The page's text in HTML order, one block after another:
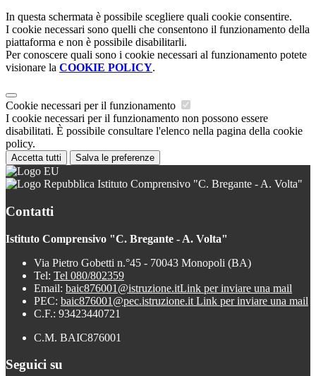
In questa schermata è possibile scegliere quali cookie consentire.
I cookie necessari sono quelli che consentono il funzionamento della
piattaforma e non è possibile disabilitarli.
Per conoscere quali sono i cookie necessari al funzionamento potete
visionare la COOKIE POLICY.
Cookie necessari per il funzionamento
I cookie necessari per il funzionamento non possono essere
disabilitati. È possibile consultare l'elenco nella pagina della cookie
policy.
Accetta tutti Salva le preferenze
Istituto Comprensivo "C. Bregante - A. Volta"
Contatti
Istituto Comprensivo "C. Bregante - A. Volta"
Via Pietro Gobetti n.°45 - 70043 Monopoli (BA)
Tel: Tel 080/802359
Email: baic876001@istruzione.itLink per inviare una mail
PEC: baic876001@pec.istruzione.it Link per inviare una mail
C.F.: 93423440721
C.M. BAIC876001
Seguici su